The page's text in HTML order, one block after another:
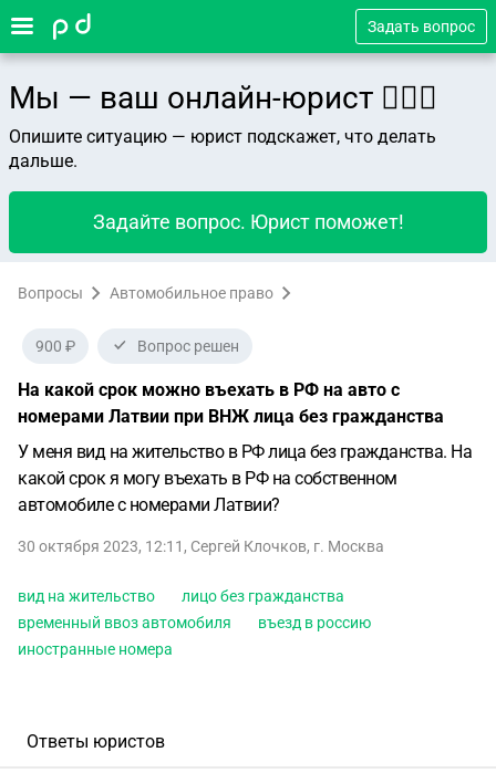
Задать вопрос
Мы — ваш онлайн-юрист 👨🏻‍⚖️
Опишите ситуацию — юрист подскажет, что делать
дальше.
Задайте вопрос. Юрист поможет!
Вопросы Автомобильное право
900 ₽ Вопрос решен
На какой срок можно въехать в РФ на авто с
номерами Латвии при ВНЖ лица без гражданства
У меня вид на жительство в РФ лица без гражданства. На
какой срок я могу въехать в РФ на собственном
автомобиле с номерами Латвии?
30 октября 2023, 12:11 , Сергей Клочков, г. Москва
вид на жительство
лицо без гражданства
временный ввоз автомобиля
въезд в россию
иностранные номера
Ответы юристов